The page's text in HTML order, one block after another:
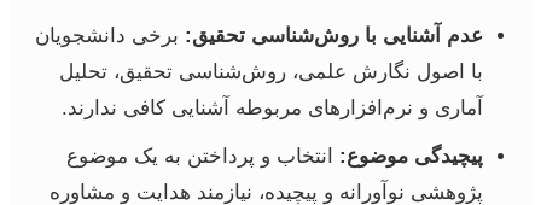
عدم آشنایی با روش‌شناسی تحقیق: برخی دانشجویان
با اصول نگارش علمی، روش‌شناسی تحقیق، تحلیل
آماری و نرم‌افزارهای مربوطه آشنایی کافی ندارند.
پیچیدگی موضوع: انتخاب و پرداختن به یک موضوع
پژوهشی نوآورانه و پیچیده، نیازمند هدایت و مشاوره